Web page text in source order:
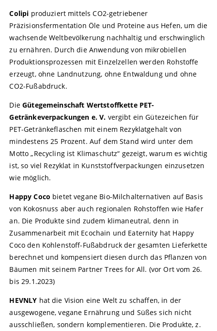
Colipi produziert mittels CO2-getriebener
Präzisionsfermentation Öle und Proteine aus Hefen, um die
wachsende Weltbevölkerung nachhaltig und erschwinglich
zu ernähren. Durch die Anwendung von mikrobiellen
Produktionsprozessen mit Einzelzellen werden Rohstoffe
erzeugt, ohne Landnutzung, ohne Entwaldung und ohne
CO2-Fußabdruck.
DieGütegemeinschaft Wertstoffkette PET-
Getränkeverpackungen e. V. vergibt ein Gütezeichen für
PET-Getränkeflaschen mit einem Rezyklatgehalt von
mindestens 25 Prozent. Auf dem Stand wird unter dem
Motto „Recycling ist Klimaschutz“ gezeigt, warum es wichtig
ist, so viel Rezyklat in Kunststoffverpackungen einzusetzen
wie möglich.
Happy Coco bietet vegane Bio-Milchalternativen auf Basis
von Kokosnuss aber auch regionalen Rohstoffen wie Hafer
an. Die Produkte sind zudem klimaneutral, denn in
Zusammenarbeit mit Ecochain und Eaternity hat Happy
Coco den Kohlenstoff-Fußabdruck der gesamten Lieferkette
berechnet und kompensiert diesen durch das Pflanzen von
Bäumen mit seinem Partner Trees for All. (vor Ort vom 26.
bis 29.1.2023)
HEVNLY hat die Vision eine Welt zu schaffen, in der
ausgewogene, vegane Ernährung und Süßes sich nicht
ausschließen, sondern komplementieren. Die Produkte, z.